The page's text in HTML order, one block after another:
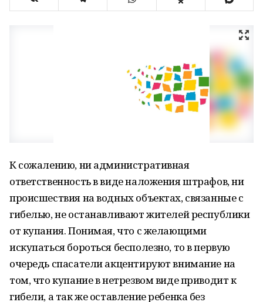
К сожалению, ни административная
ответственность в виде наложения штрафов, ни
происшествия на водных объектах, связанные с
гибелью, не останавливают жителей республики
от купания. Понимая, что с желающими
искупаться бороться бесполезно, то в первую
очередь спасатели акцентируют внимание на
том, что купание в нетрезвом виде приводит к
гибели, а так же оставление ребенка без